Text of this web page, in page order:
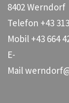
8402 Werndorf
Telefon +43
Mobil +43 664
E-
Mail